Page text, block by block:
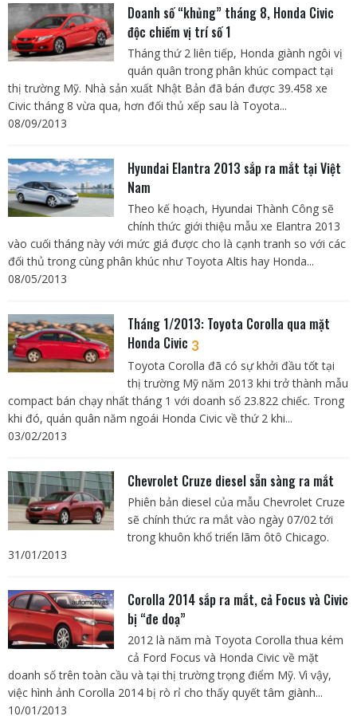
Doanh số “khủng” tháng 8, Honda Civic
độc chiếm vị trí số 1
Tháng thứ 2 liên tiếp, Honda giành ngôi vị
quán quân trong phân khúc compact tại
thị trường Mỹ. Nhà sản xuất Nhật Bản đã bán được 39.458 xe
Civic tháng 8 vừa qua, hơn đối thủ xếp sau là Toyota...
08/09/2013
Hyundai Elantra 2013 sắp ra mắt tại Việt
Nam
Theo kế hoạch, Hyundai Thành Công sẽ
chính thức giới thiệu mẫu xe Elantra 2013
vào cuối tháng này với mức giá được cho là cạnh tranh so với các
đối thủ trong cùng phân khúc như Toyota Altis hay Honda...
08/05/2013
Tháng 1/2013: Toyota Corolla qua mặt
Honda Civic 3
Toyota Corolla đã có sự khởi đầu tốt tại
thị trường Mỹ năm 2013 khi trở thành mẫu
compact bán chạy nhất tháng 1 với doanh số 23.822 chiếc. Trong
khi đó, quán quân năm ngoái Honda Civic về thứ 2 khi...
03/02/2013
Chevrolet Cruze diesel sẵn sàng ra mắt
Phiên bản diesel của mẫu Chevrolet Cruze
sẽ chính thức ra mắt vào ngày 07/02 tới
trong khuôn khổ triển lãm ôtô Chicago.
31/01/2013
Corolla 2014 sắp ra mắt, cả Focus và Civic
bị “đe doạ”
2012 là năm mà Toyota Corolla thua kém
cả Ford Focus và Honda Civic về mặt
doanh số trên toàn cầu và tại thị trường trọng điểm Mỹ. Vì vậy,
việc hình ảnh Corolla 2014 bị rò rỉ cho thấy quyết tâm giành...
10/01/2013